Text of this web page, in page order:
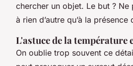
chercher un objet. Le but ? Ne
à rien d’autre qu’à la présence
L'astuce de la température
On oublie trop souvent ce